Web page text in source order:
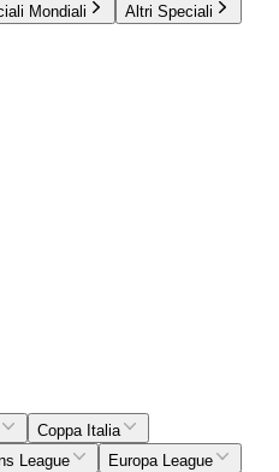
Mondiali Altri Speciali
Coppa Italia
League
Europa League